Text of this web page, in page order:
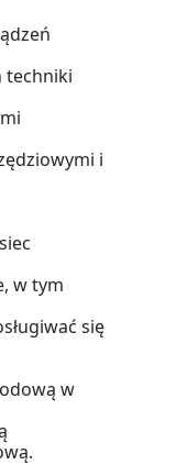
techniki
i
w tym
się
w